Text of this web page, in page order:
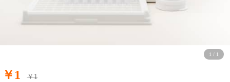
1 / 1
￥ 1 ￥1